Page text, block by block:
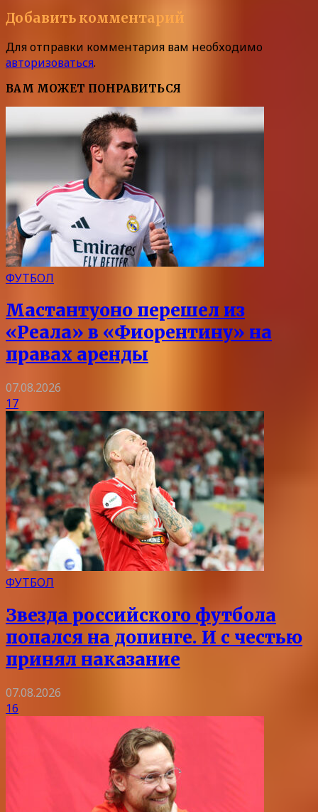
Добавить комментарий
Для отправки комментария вам необходимо
авторизоваться.
ВАМ МОЖЕТ ПОНРАВИТЬСЯ
ФУТБОЛ
Мастантуоно перешел из
«Реала» в «Фиорентину» на
правах аренды
07.08.2026
17
ФУТБОЛ
Звезда российского футбола
попался на допинге. И с честью
принял наказание
07.08.2026
16